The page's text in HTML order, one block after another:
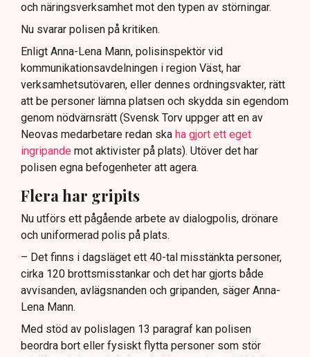
och näringsverksamhet mot den typen av störningar.
Nu svarar polisen på kritiken.
Enligt Anna-Lena Mann, polisinspektör vid
kommunikationsavdelningen i region Väst, har
verksamhetsutövaren, eller dennes ordningsvakter, rätt
att be personer lämna platsen och skydda sin egendom
genom nödvärnsrätt (Svensk Torv uppger att en av
Neovas medarbetare redan ska ha gjort ett eget
ingripande mot aktivister på plats). Utöver det har
polisen egna befogenheter att agera.
Flera har gripits
Nu utförs ett pågående arbete av dialogpolis, drönare
och uniformerad polis på plats.
– Det finns i dagsläget ett 40-tal misstänkta personer,
cirka 120 brottsmisstankar och det har gjorts både
avvisanden, avlägsnanden och gripanden, säger Anna-
Lena Mann.
Med stöd av polislagen 13 paragraf kan polisen
beordra bort eller fysiskt flytta personer som stör